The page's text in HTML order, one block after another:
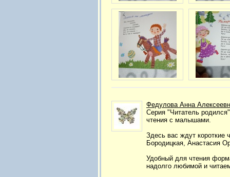
Федулова Анна
Серия "Читатель
чтения с малышами.
Здесь вас ждут короткие
Бородицкая, Анастасия
Удобный для чтения
надолго любимой и